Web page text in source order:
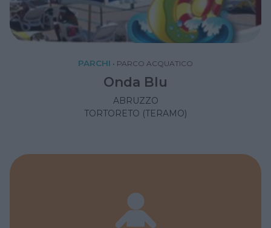
PARCHI • PARCO ACQUATICO
Onda Blu
ABRUZZO
TORTORETO (TERAMO)